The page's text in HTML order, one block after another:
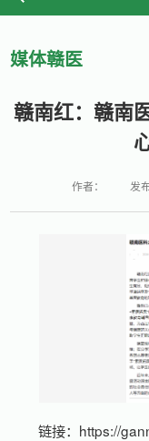
媒体赣医
赣南红：赣南
作者： 发
链接： https://